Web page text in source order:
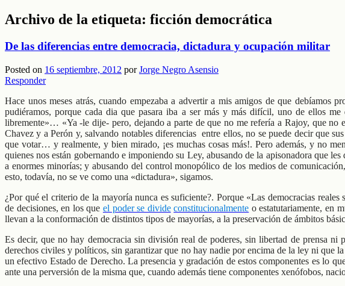
Archivo de la etiqueta: ficción democrática
De las diferencias entre democracia, dictadura y ocupación militar
Posted on 16 septiembre, 2012 porJorge Negro Asensio
Responder
Hace unos meses atrás, cuando empezaba a advertir a mis amigos de que debíamos
pudiéramos, porque cada dia que pasara iba a ser más y más difícil, uno de ellos
libremente»… «Ya -le dije- pero, dejando a parte de que no me refería a Rajoy, que no
Chavez y a Perón y, salvando notables diferencias entre ellos, no se puede decir que
que votar… y realmente, y bien mirado, ¡es muchas cosas más!. Pero además, y no
quienes nos están gobernando e imponiendo su Ley, abusando de la apisonadora que
a enormes minorías; y abusando del control monopólico de los medios de
esto, todavía, no se ve como una «dictadura», sigamos.
¿Por qué el criterio de la mayoría nunca es suficiente?. Porque «Las democracias
de decisiones, en los que el poder se divide constitucionalmente o estatutariamente, en
llevan a la conformación de distintos tipos de mayorías, a la preservación de ámbitos
Es decir, que no hay democracia sin división real de poderes, sin libertad de prensa
derechos civiles y políticos, sin garantizar que no hay nadie por encima de la ley ni que
un efectivo Estado de Derecho. La presencia y gradación de estos componentes es lo
ante una perversión de la misma que, cuando además tiene componentes xenófobos,